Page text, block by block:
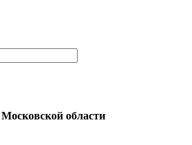
области